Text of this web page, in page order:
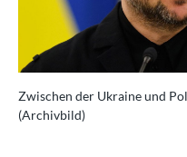
Zwischen der Ukraine und
(Archivbild)